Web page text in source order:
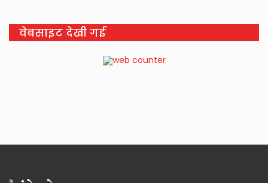
वेबसाइट देखी गई